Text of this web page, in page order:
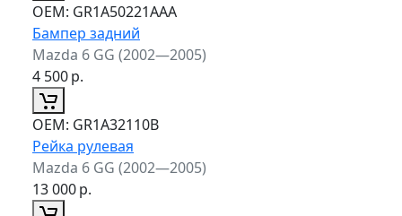
ОЕМ: GR1A50221AAA
Бампер задний
Mazda 6 GG (2002—2005)
4 500р.
ОЕМ: GR1A32110B
Рейка рулевая
Mazda 6 GG (2002—2005)
13 000р.